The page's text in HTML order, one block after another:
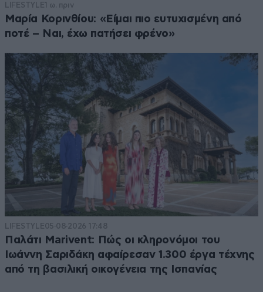
LIFESTYLE1 ω. πριν
Μαρία Κορινθίου: «Είμαι πιο ευτυχισμένη από
ποτέ – Ναι, έχω πατήσει φρένο»
LIFESTYLE05·08·2026 17:48
Παλάτι Marivent: Πώς οι κληρονόμοι του
Ιωάννη Σαριδάκη αφαίρεσαν 1.300 έργα τέχνης
από τη βασιλική οικογένεια της Ισπανίας